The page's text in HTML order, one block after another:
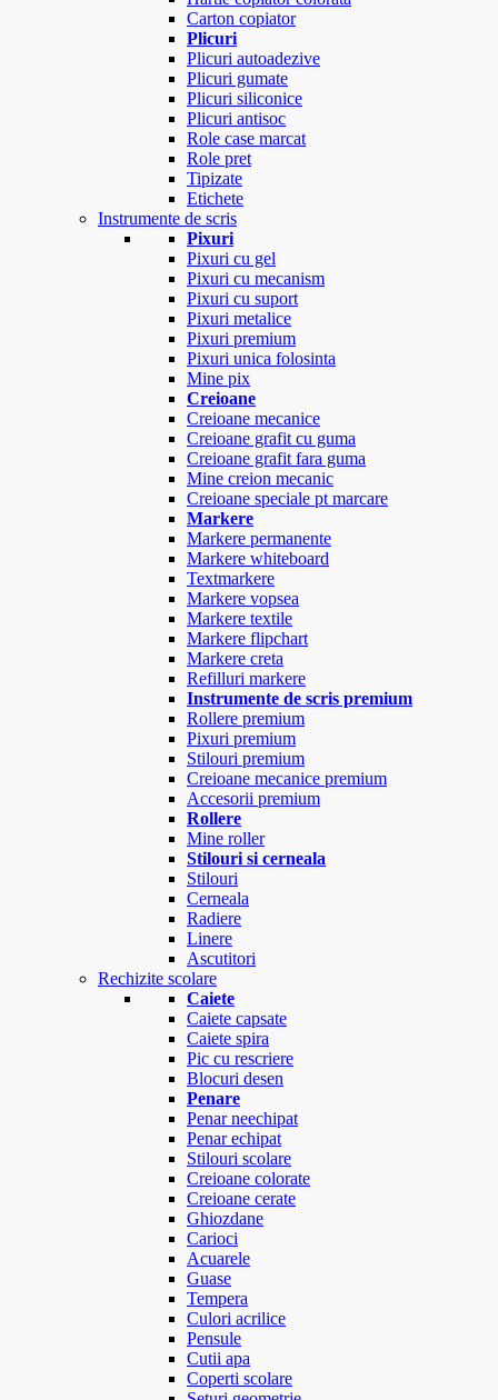
Carton copiator
Plicuri
Plicuri autoadezive
Plicuri gumate
Plicuri siliconice
Plicuri antisoc
Role case marcat
Role pret
Tipizate
Etichete
Instrumente de scris
Pixuri
Pixuri cu gel
Pixuri cu mecanism
Pixuri cu suport
Pixuri metalice
Pixuri premium
Pixuri unica folosinta
Mine pix
Creioane
Creioane mecanice
Creioane grafit cu guma
Creioane grafit fara guma
Mine creion mecanic
Creioane speciale pt marcare
Markere
Markere permanente
Markere whiteboard
Textmarkere
Markere vopsea
Markere textile
Markere flipchart
Markere creta
Refilluri markere
Instrumente de scris premium
Rollere premium
Pixuri premium
Stilouri premium
Creioane mecanice premium
Accesorii premium
Rollere
Mine roller
Stilouri si cerneala
Stilouri
Cerneala
Radiere
Linere
Ascutitori
Rechizite scolare
Caiete
Caiete capsate
Caiete spira
Pic cu rescriere
Blocuri desen
Penare
Penar neechipat
Penar echipat
Stilouri scolare
Creioane colorate
Creioane cerate
Ghiozdane
Carioci
Acuarele
Guase
Tempera
Culori acrilice
Pensule
Cutii apa
Coperti scolare